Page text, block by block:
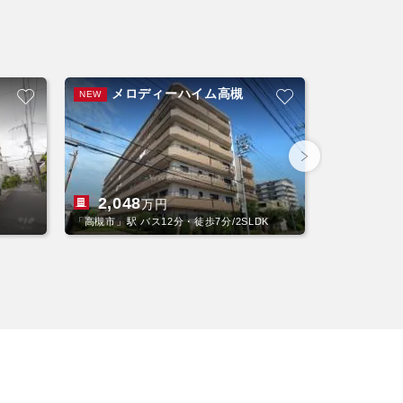
NEW メロディーハイム高槻
2,048万円
「高槻市」駅 バス12分・徒歩7分/2SLDK